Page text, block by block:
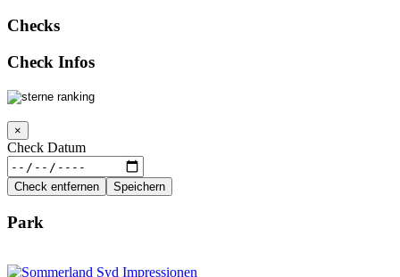
Checks
Check Infos
×
Check Datum
Check entfernen Speichern
Park